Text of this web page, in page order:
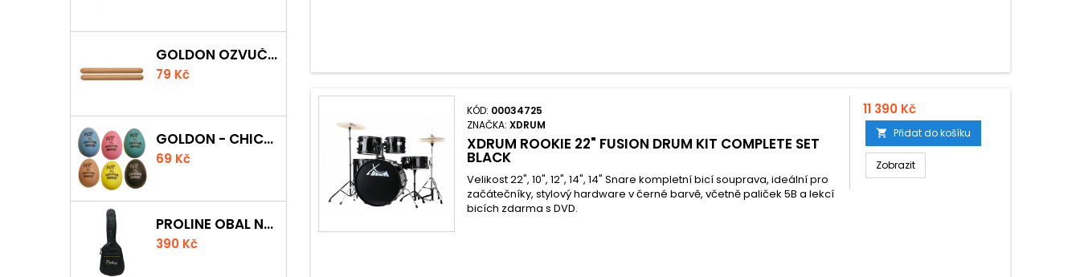
GOLDON OZVUČNÁ DŘÍVKA 15 X 150MM
79 Kč
GOLDON - CHICKEN SHAKER
69 Kč
PROLINE OBAL NA AKUSTICKOU KYTARU S 5 MM POLSTROVÁNÍM
390 Kč
KÓD: 00034725
ZNAČKA:XDRUM
XDRUM ROOKIE 22" FUSION DRUM KIT COMPLETE SET
BLACK
Velikost 22", 10", 12", 14", 14" Snare kompletní bicí souprava, ideální pro
začátečníky, stylový hardware v černé barvě, včetně paliček 5B a lekcí
bicích zdarma s DVD.
11 390 Kč
 Přidat do košíku
Zobrazit